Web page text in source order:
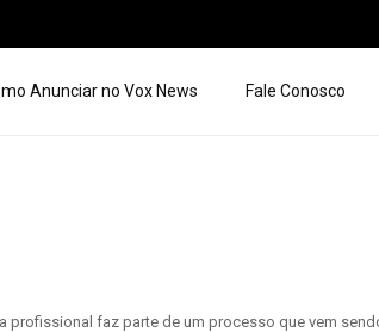
Anunciar no Vox News Fale Conosco
profissional faz parte de um processo que vem